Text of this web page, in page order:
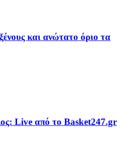
και ανώτατο όριο τα
Live από το Basket247.gr